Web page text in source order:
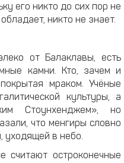
его никто до сих пор не
никто не знает.
от Балаклавы, есть
камни. Кто, зачем и
мраком. Учёные
культуры, а
Стоунхенджем», но
что менгиры словно
уходящей в небо.
считают остроконечные